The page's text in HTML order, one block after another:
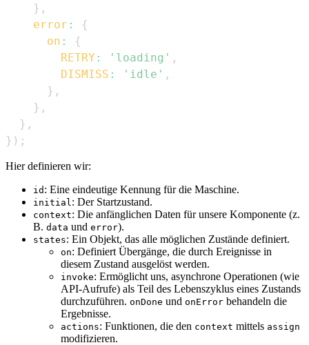
} ,
error :
{
on :
{
RETRY : 'loading' ,
DISMISS : 'idle' ,
} ,
} ,
} ,
} ) ;
Hier definieren wir:
id : Eine eindeutige Kennung für die Maschine.
initial : Der Startzustand.
context: Die anfänglichen Daten für unsere Komponente (z.
B. data und error).
states: Ein Objekt, das alle möglichen Zustände definiert.
on: Definiert Übergänge, die durch Ereignisse in
diesem Zustand ausgelöst werden.
invoke: Ermöglicht uns, asynchrone Operationen (wie
API-Aufrufe) als Teil des Lebenszyklus eines Zustands
durchzuführen. onDone und onError behandeln die
Ergebnisse.
actions: Funktionen, die den context mittels assign
modifizieren.